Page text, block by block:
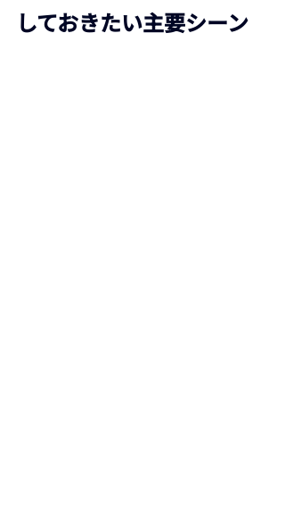
しておきたい主要シーン